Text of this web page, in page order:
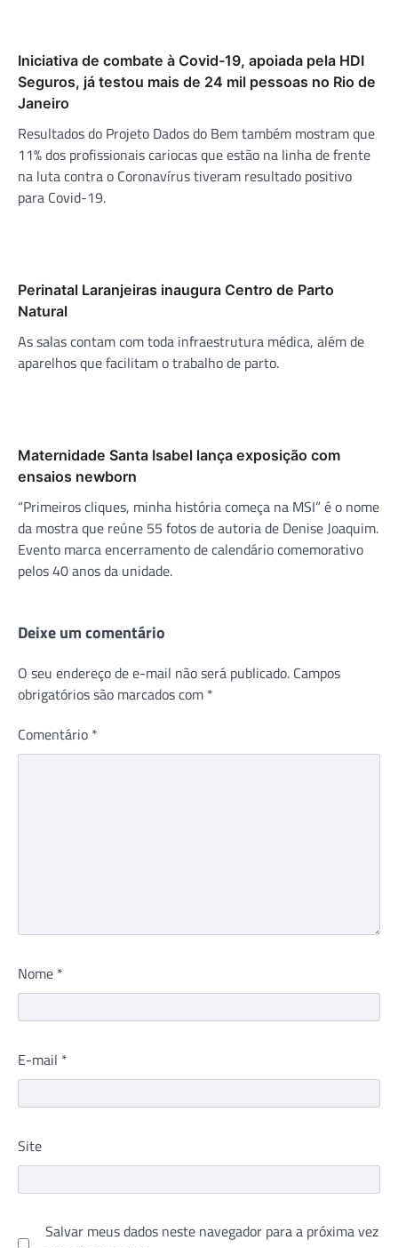
Iniciativa de combate à Covid-19, apoiada pela HDI
Seguros, já testou mais de 24 mil pessoas no Rio de
Janeiro
Resultados do Projeto Dados do Bem também mostram que
11% dos profissionais cariocas que estão na linha de frente
na luta contra o Coronavírus tiveram resultado positivo
para Covid-19.
Perinatal Laranjeiras inaugura Centro de Parto
Natural
As salas contam com toda infraestrutura médica, além de
aparelhos que facilitam o trabalho de parto.
Maternidade Santa Isabel lança exposição com
ensaios newborn
“Primeiros cliques, minha história começa na MSI” é o nome
da mostra que reúne 55 fotos de autoria de Denise Joaquim.
Evento marca encerramento de calendário comemorativo
pelos 40 anos da unidade.
Deixe um comentário
O seu endereço de e-mail não será publicado. Campos
obrigatórios são marcados com *
Comentário *
Nome *
E-mail *
Site
Salvar meus dados neste navegador para a próxima vez